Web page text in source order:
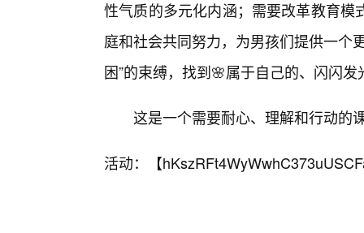
性气质的多元化内涵；需要改革教育
庭和社会共同努力，为男孩们提供一个
困”的束缚，找到🌸属于自己的、闪闪
这是一个需要耐心、理解和行动的
活动：【